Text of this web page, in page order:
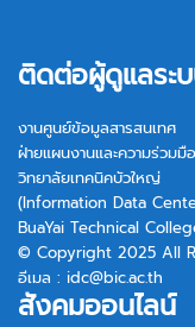
ติดต่อผู้ดูแลระ
งานศูนย์ข้อมูลสารสนเทศ
ฝ่ายแผนงานและความร่วมมือ
วิทยาลัยเทคนิคบัวใหญ่
(Information Data
BuaYai Technical
© Copyright 2025 All
อีเมล : idc@bic.ac.th
สังคมออนไลน์